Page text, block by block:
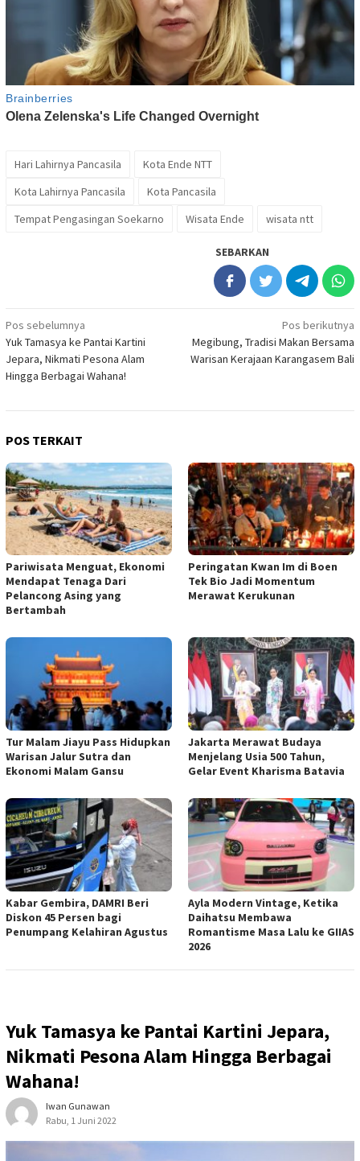
Hari Lahirnya Pancasila
Kota Ende NTT
Kota Lahirnya Pancasila
Kota Pancasila
Tempat Pengasingan Soekarno
Wisata Ende wisata ntt
SEBARKAN
Navigasi
pos
Pos sebelumnya
Yuk Tamasya ke Pantai Kartini
Jepara, Nikmati Pesona Alam
Hingga Berbagai Wahana!
Pos berikutnya
Megibung, Tradisi Makan Bersama
Warisan Kerajaan Karangasem Bali
POS TERKAIT
Pariwisata Menguat, Ekonomi
Mendapat Tenaga Dari
Pelancong Asing yang
Bertambah
Peringatan Kwan Im di Boen
Tek Bio Jadi Momentum
Merawat Kerukunan
Tur Malam Jiayu Pass Hidupkan
Warisan Jalur Sutra dan
Ekonomi Malam Gansu
Jakarta Merawat Budaya
Menjelang Usia 500 Tahun,
Gelar Event Kharisma Batavia
Kabar Gembira, DAMRI Beri
Diskon 45 Persen bagi
Penumpang Kelahiran Agustus
Ayla Modern Vintage, Ketika
Daihatsu Membawa
Romantisme Masa Lalu ke GIIAS
2026
Yuk Tamasya ke Pantai Kartini Jepara,
Nikmati Pesona Alam Hingga Berbagai
Wahana!
Iwan Gunawan
Rabu, 1 Juni 2022